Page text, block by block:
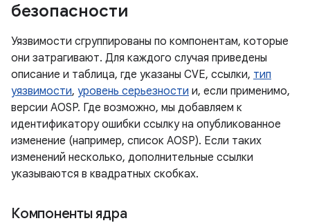
безопасности
Уязвимости сгруппированы по компонентам, которые
они затрагивают. Для каждого случая приведены
описание и таблица, где указаны CVE, ссылки, тип
уязвимости, уровень серьезности и, если применимо,
версии AOSP. Где возможно, мы добавляем к
идентификатору ошибки ссылку на опубликованное
изменение (например, список AOSP). Если таких
изменений несколько, дополнительные ссылки
указываются в квадратных скобках.
Компоненты ядра